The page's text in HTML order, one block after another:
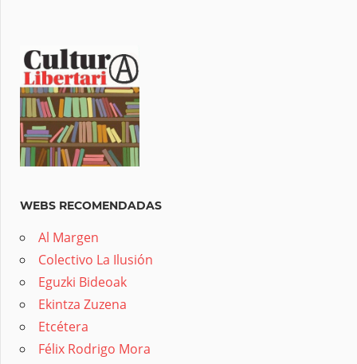
WEBS RECOMENDADAS
Al Margen
Colectivo La Ilusión
Eguzki Bideoak
Ekintza Zuzena
Etcétera
Félix Rodrigo Mora